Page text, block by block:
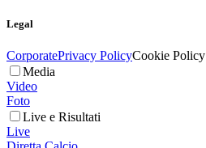
Legal
CorporatePrivacy PolicyCookie Policy
Media
Video
Foto
Live e Risultati
Live